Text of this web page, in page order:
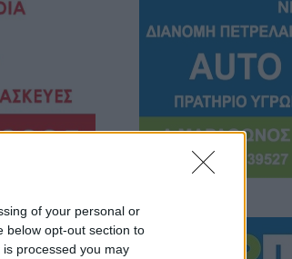
of your personal or
below opt-out section to
processed you may